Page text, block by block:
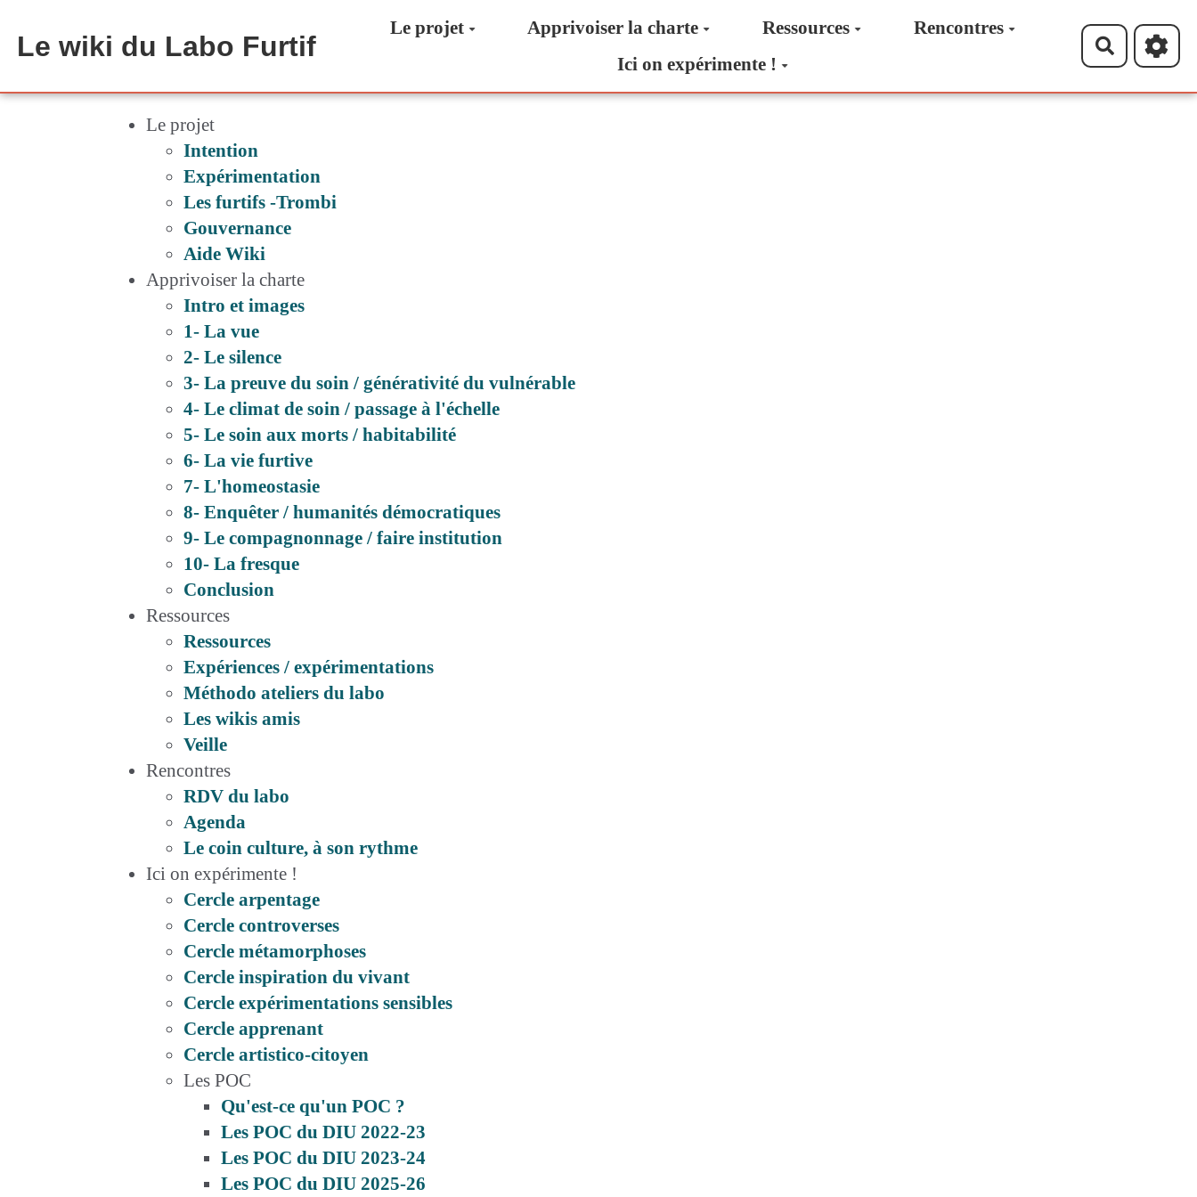
Le wiki du Labo Furtif
Le projet Apprivoiser la charte Ressources
Rencontres
Ici on expérimente !
Le projet
Intention
Expérimentation
Les furtifs -Trombi
Gouvernance
Aide Wiki
Apprivoiser la charte
Intro et images
1- La vue
2- Le silence
3- La preuve du soin / générativité du vulnérable
4- Le climat de soin / passage à l'échelle
5- Le soin aux morts / habitabilité
6- La vie furtive
7- L'homeostasie
8- Enquêter / humanités démocratiques
9- Le compagnonnage / faire institution
10- La fresque
Conclusion
Ressources
Ressources
Expériences / expérimentations
Méthodo ateliers du labo
Les wikis amis
Veille
Rencontres
RDV du labo
Agenda
Le coin culture, à son rythme
Ici on expérimente !
Cercle arpentage
Cercle controverses
Cercle métamorphoses
Cercle inspiration du vivant
Cercle expérimentations sensibles
Cercle apprenant
Cercle artistico-citoyen
Les POC
Qu'est-ce qu'un POC ?
Les POC du DIU 2022-23
Les POC du DIU 2023-24
Les POC du DIU 2025-26